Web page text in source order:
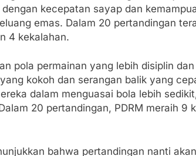
kecepatan sayap dan
emas. Dalam 20 pertandingan
4 kekalahan.
pola permainan yang lebih disiplin
kokoh dan serangan balik yang
dalam menguasai bola lebih
20 pertandingan, PDRM meraih 9
bahwa pertandingan nanti